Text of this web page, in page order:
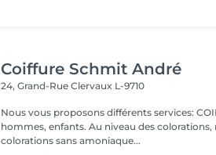
Coiffure Schmit André
24, Grand-RueClervaux L-9710
Nous vous proposons différents services: COIFFURE : dames,
hommes, enfants. Au niveau des colorations,
colorations sans amoniaque...